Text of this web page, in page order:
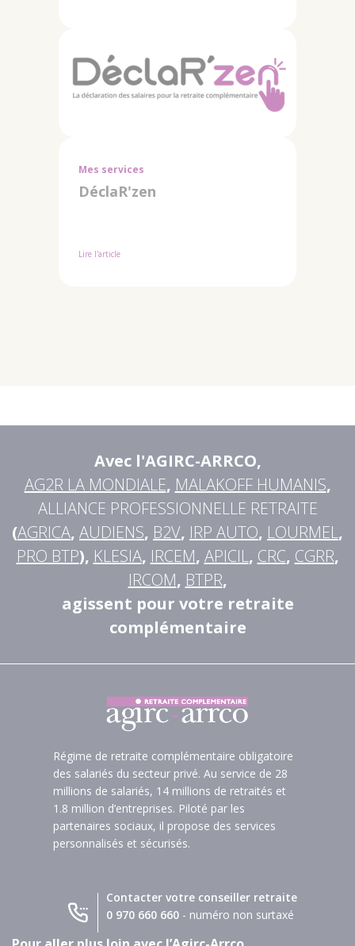
Mes services
DéclaR'zen
Lire l'article
Avec l'AGIRC-ARRCO,
AG2R LA MONDIALE, MALAKOFF HUMANIS,
ALLIANCE PROFESSIONNELLE RETRAITE
(AGRICA, AUDIENS, B2V, IRP AUTO, LOURMEL,
PRO BTP), KLESIA, IRCEM, APICIL, CRC, CGRR,
IRCOM, BTPR,
agissent pour votre retraite
complémentaire
Régime de retraite complémentaire obligatoire
des salariés du secteur privé. Au service de 28
millions de salariés, 14 millions de retraités et
1.8 million d’entreprises. Piloté par les
partenaires sociaux, il propose des services
personnalisés et sécurisés.
Contacter votre conseiller retraite
0 970 660 660- numéro non surtaxé